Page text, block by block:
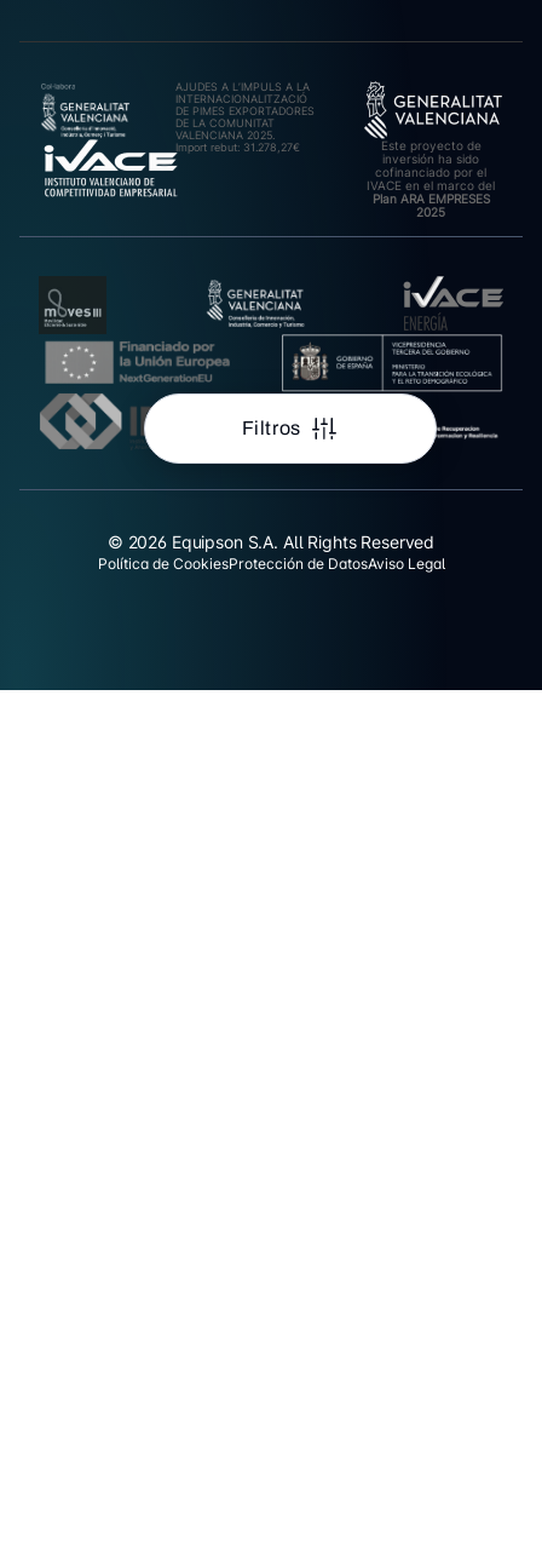
Filtros
AJUDES A L’IMPULS A LA
INTERNACIONALITZACIÓ
DE PIMES EXPORTADORES
DE LA COMUNITAT
VALENCIANA 2025.
Import rebut: 31.278,27€
Este proyecto de
inversión ha sido
cofinanciado por el
IVACE en el marco del
Plan ARA EMPRESES
2025
© 2026 Equipson S.A. All Rights Reserved
Política de CookiesProtección de DatosAviso Legal